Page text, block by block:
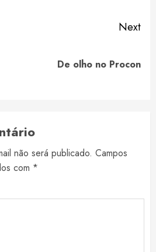
Next
De olho no Procon
não será publicado. Campos
com *